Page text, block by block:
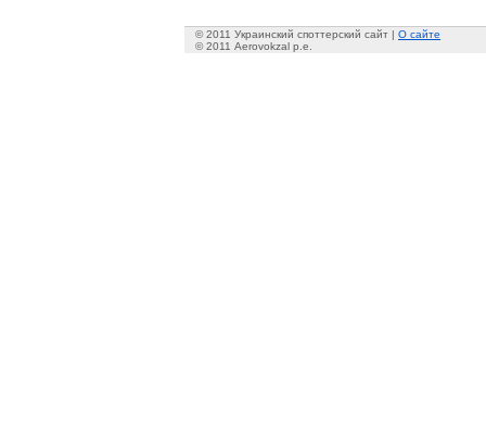
© 2011 Украинский споттерский сайт | О сайте
© 2011 Aerovokzal p.e.